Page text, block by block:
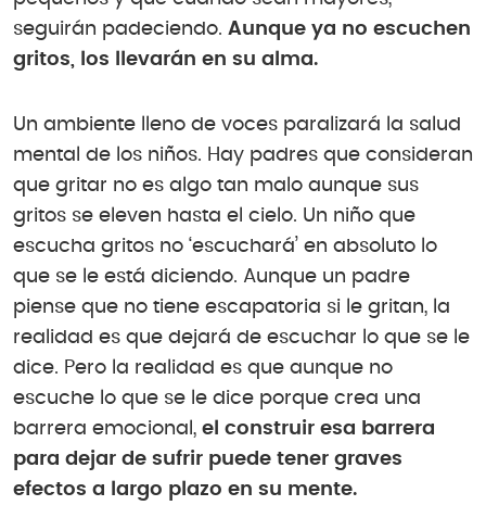
seguirán padeciendo. Aunque ya no escuchen
gritos, los llevarán en su alma.
Un ambiente lleno de voces paralizará la salud
mental de los niños. Hay padres que consideran
que gritar no es algo tan malo aunque sus
gritos se eleven hasta el cielo. Un niño que
escucha gritos no ‘escuchará’ en absoluto lo
que se le está diciendo. Aunque un padre
piense que no tiene escapatoria si le gritan, la
realidad es que dejará de escuchar lo que se le
dice. Pero la realidad es que aunque no
escuche lo que se le dice porque crea una
barrera emocional, el construir esa barrera
para dejar de sufrir puede tener graves
efectos a largo plazo en su mente.